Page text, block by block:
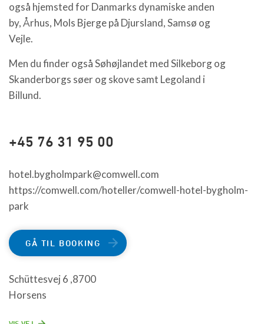
også hjemsted for Danmarks dynamiske anden
by, Århus, Mols Bjerge på Djursland, Samsø og
Vejle.
Men du finder også Søhøjlandet med Silkeborg og
Skanderborgs søer og skove samt Legoland i
Billund.
+45 76 31 95 00
hotel.bygholmpark@comwell.com
https://comwell.com/hoteller/comwell-hotel-bygholm-
park
GÅ TIL BOOKING
Schüttesvej 6 ,8700
Horsens